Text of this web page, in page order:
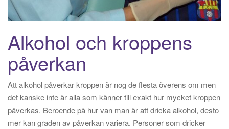
Alkohol och kroppens
påverkan
Att alkohol påverkar kroppen är nog de flesta överens om men
det kanske inte är alla som känner till exakt hur mycket kroppen
påverkas. Beroende på hur van man är att dricka alkohol, desto
mer kan graden av påverkan variera. Personer som dricker